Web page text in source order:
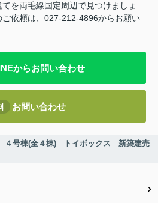
を両毛線国定周辺で見つけましょ
依頼は、027-212-4896からお願い
からお問い合わせ
お問い合わせ
４号棟(全４棟) トイボックス 新築建売